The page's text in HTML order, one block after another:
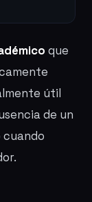
que
útil
de un